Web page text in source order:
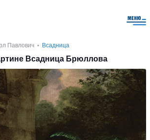
Павлович Всадница
Всадница Брюллова